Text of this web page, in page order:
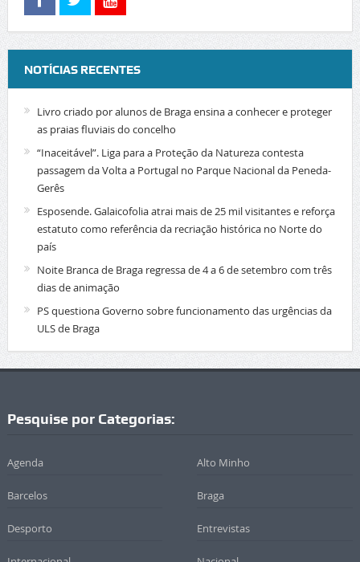
NOTÍCIAS RECENTES
Livro criado por alunos de Braga ensina a conhecer e proteger
as praias fluviais do concelho
“Inaceitável”. Liga para a Proteção da Natureza contesta
passagem da Volta a Portugal no Parque Nacional da Peneda-
Gerês
Esposende. Galaicofolia atrai mais de 25 mil visitantes e reforça
estatuto como referência da recriação histórica no Norte do
país
Noite Branca de Braga regressa de 4 a 6 de setembro com três
dias de animação
PS questiona Governo sobre funcionamento das urgências da
ULS de Braga
Pesquise por Categorias:
Agenda Alto Minho
Barcelos Braga
Desporto Entrevistas